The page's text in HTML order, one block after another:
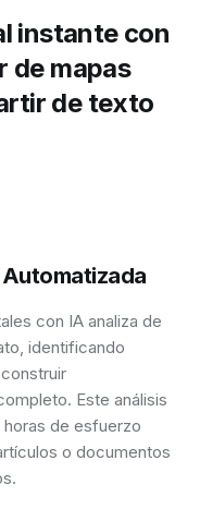
instante con
de mapas
de texto
con IA analiza de
identificando
Este análisis
de esfuerzo
o documentos